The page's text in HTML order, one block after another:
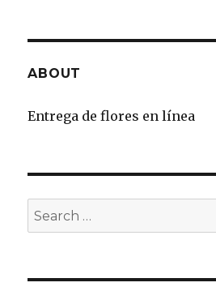
ABOUT
Entrega de flores en línea
Search
for: